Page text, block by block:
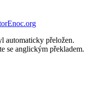
automaticky přeložen.
se anglickým překladem.